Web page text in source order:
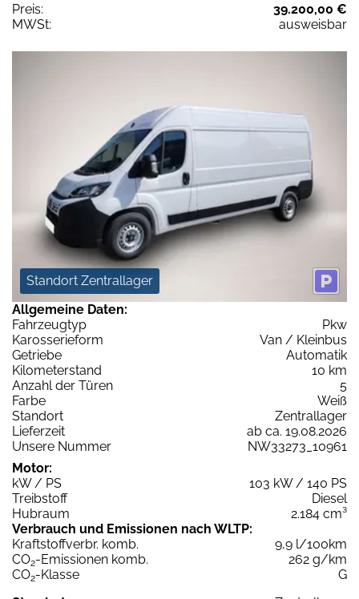
Preis:
39.200,00 €
MWSt:
ausweisbar
Standort Zentrallager
Allgemeine Daten:
Fahrzeugtyp
Pkw
Karosserieform
Van / Kleinbus
Getriebe
Automatik
Kilometerstand
10 km
Anzahl der Türen
5
Farbe
Weiß
Standort
Zentrallager
Lieferzeit
ab ca. 19.08.2026
Unsere Nummer
NW33273_10961
Motor:
kW / PS
103 kW / 140 PS
Treibstoff
Diesel
Hubraum
2.184 cm³
Verbrauch und Emissionen nach WLTP:
Kraftstoffverbr. komb.
9,9 l/100km
CO2-Emissionen komb.
262 g/km
CO2-Klasse
G